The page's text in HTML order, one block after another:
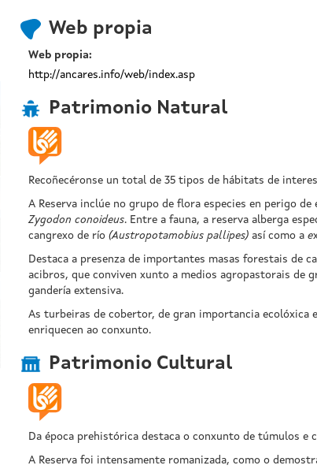
Web propia
Web propia:
http://ancares.info/web/index.asp
Patrimonio Natural
Recoñecéronse un total de 35 tipos de hábitats de
A Reserva inclúe no grupo de flora especies en perigo
Zygodon conoideus. Entre a fauna, a reserva alberga
cangrexo de río (Austropotamobius pallipes) así como a e
Destaca a presenza de importantes masas forestais de
acibros, que conviven xunto a medios agropastorais de
gandería extensiva.
As turbeiras de cobertor, de gran importancia ecolóxica
enriquecen ao conxunto.
Patrimonio Cultural
Da época prehistórica destaca o conxunto de túmulos e
A Reserva foi intensamente romanizada, como o